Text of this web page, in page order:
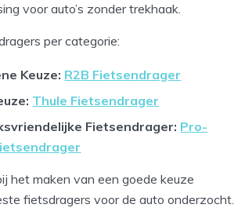
voor auto’s zonder trekhaak.
per categorie:
Keuze: R2B Fietsendrager
Thule Fietsendrager
Fietsendrager: Pro-
het maken van een goede keuze
fietsdragers voor de auto onderzocht.